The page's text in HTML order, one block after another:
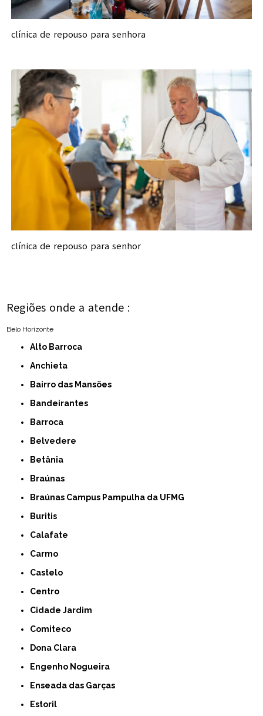
clínica de repouso para senhora
clínica de repouso para senhor
Regiões onde a atende :
Belo Horizonte
Alto Barroca
Anchieta
Bairro das Mansões
Bandeirantes
Barroca
Belvedere
Betânia
Braúnas
Braúnas Campus Pampulha da UFMG
Buritis
Calafate
Carmo
Castelo
Centro
Cidade Jardim
Comiteco
Dona Clara
Engenho Nogueira
Enseada das Garças
Estoril